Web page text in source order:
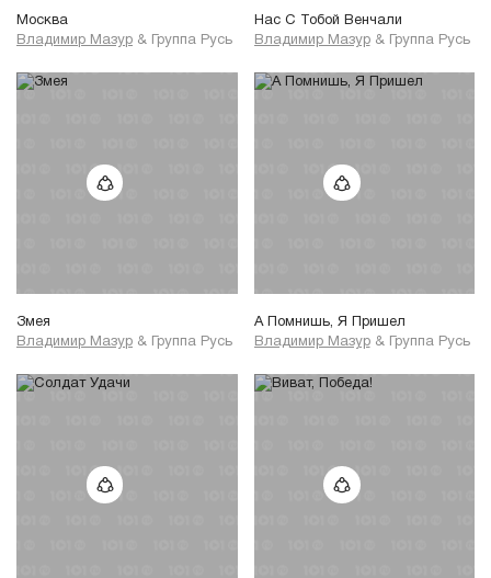
Москва
Владимир Мазур & Группа Русь
Нас С Тобой Венчали
Владимир Мазур & Группа Русь
Змея
Владимир Мазур & Группа Русь
А Помнишь, Я Пришел
Владимир Мазур & Группа Русь